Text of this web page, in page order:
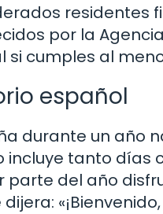
residentes
por la
cumples al
español
durante un
incluye tanto días
parte del año